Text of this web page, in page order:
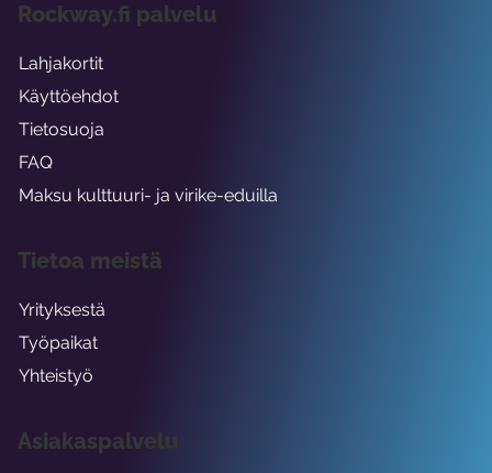
Asiakaspalvelu
Rockway.fi palvelu
Lahjakortit
Käyttöehdot
Tietosuoja
FAQ
Maksu kulttuuri- ja virike-eduilla
Tietoa meistä
Yrityksestä
Työpaikat
Yhteistyö